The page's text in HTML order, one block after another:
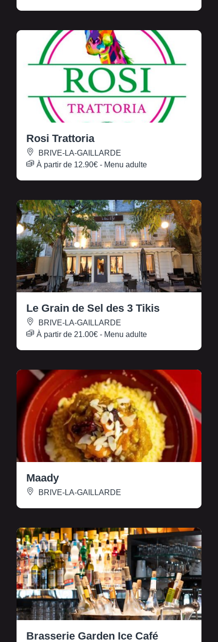
Rosi Trattoria
BRIVE-LA-GAILLARDE
À partir de 12.90€ - Menu adulte
Le Grain de Sel des 3 Tikis
BRIVE-LA-GAILLARDE
À partir de 21.00€ - Menu adulte
Maady
BRIVE-LA-GAILLARDE
Brasserie Garden Ice Café